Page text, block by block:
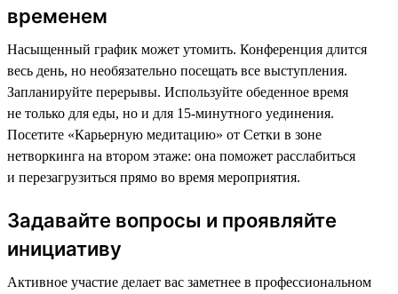
временем
Насыщенный график может утомить. Конференция длится
весь день, но необязательно посещать все выступления.
Запланируйте перерывы. Используйте обеденное время
не только для еды, но и для 15-минутного уединения.
Посетите «Карьерную медитацию» от Сетки в зоне
нетворкинга на втором этаже: она поможет расслабиться
и перезагрузиться прямо во время мероприятия.
Задавайте вопросы и проявляйте
инициативу
Активное участие делает вас заметнее в профессиональном